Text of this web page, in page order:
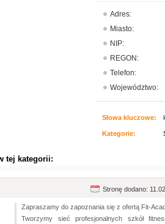
Adres:
Miasto:
NIP:
REGON:
Telefon:
Województwo:
Słowa kluczowe:
Kategorie:
tej kategorii:
Stronę dodano:
Zapraszamy do zapoznania się z ofertą Fit-
Tworzymy sieć profesjonalnych szkół